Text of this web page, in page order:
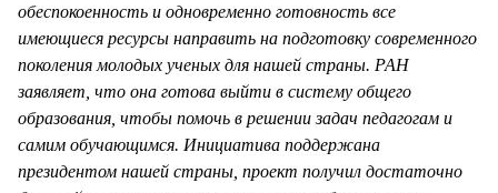
обеспокоенность и одновременно готовность все
имеющиеся ресурсы направить на подготовку современного
поколения молодых ученых для нашей страны. РАН
заявляет, что она готова выйти в систему общего
образования, чтобы помочь в решении задач педагогам и
самим обучающимся. Инициатива поддержана
президентом нашей страны, проект получил достаточно